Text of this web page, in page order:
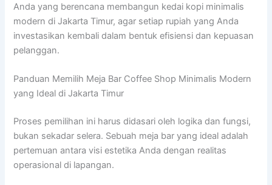
Anda yang berencana membangun kedai kopi minimalis
modern di Jakarta Timur, agar setiap rupiah yang Anda
investasikan kembali dalam bentuk efisiensi dan kepuasan
pelanggan.
Panduan Memilih Meja Bar Coffee Shop Minimalis Modern
yang Ideal di Jakarta Timur
Proses pemilihan ini harus didasari oleh logika dan fungsi,
bukan sekadar selera. Sebuah meja bar yang ideal adalah
pertemuan antara visi estetika Anda dengan realitas
operasional di lapangan.